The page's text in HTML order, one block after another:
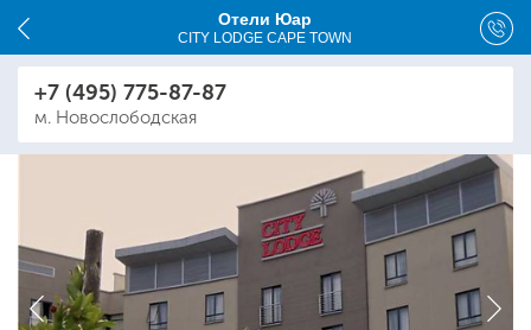
Отели Юар
CITY LODGE CAPE TOWN
+7 (495) 775-87-87
м. Новослободская